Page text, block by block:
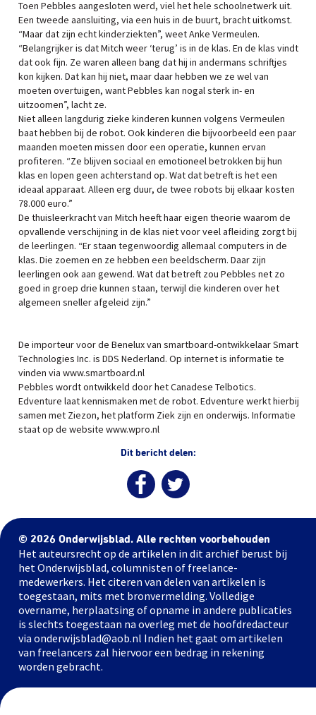
Toen Pebbles aangesloten werd, viel het hele schoolnetwerk uit.
Een tweede aansluiting, via een huis in de buurt, bracht uitkomst.
“Maar dat zijn echt kinderziekten”, weet Anke Vermeulen.
“Belangrijker is dat Mitch weer ‘terug’ is in de klas. En de klas vindt
dat ook fijn. Ze waren alleen bang dat hij in andermans schriftjes
kon kijken. Dat kan hij niet, maar daar hebben we ze wel van
moeten overtuigen, want Pebbles kan nogal sterk in- en
uitzoomen”, lacht ze.
Niet alleen langdurig zieke kinderen kunnen volgens Vermeulen
baat hebben bij de robot. Ook kinderen die bijvoorbeeld een paar
maanden moeten missen door een operatie, kunnen ervan
profiteren. “Ze blijven sociaal en emotioneel betrokken bij hun
klas en lopen geen achterstand op. Wat dat betreft is het een
ideaal apparaat. Alleen erg duur, de twee robots bij elkaar kosten
78.000 euro.”
De thuisleerkracht van Mitch heeft haar eigen theorie waarom de
opvallende verschijning in de klas niet voor veel afleiding zorgt bij
de leerlingen. “Er staan tegenwoordig allemaal computers in de
klas. Die zoemen en ze hebben een beeldscherm. Daar zijn
leerlingen ook aan gewend. Wat dat betreft zou Pebbles net zo
goed in groep drie kunnen staan, terwijl die kinderen over het
algemeen sneller afgeleid zijn.”
De importeur voor de Benelux van smartboard-ontwikkelaar Smart
Technologies Inc. is DDS Nederland. Op internet is informatie te
vinden via www.smartboard.nl
Pebbles wordt ontwikkeld door het Canadese Telbotics.
Edventure laat kennismaken met de robot. Edventure werkt hierbij
samen met Ziezon, het platform Ziek zijn en onderwijs. Informatie
staat op de website www.wpro.nl
Dit bericht delen:
© 2026 Onderwijsblad. Alle rechten voorbehouden
Het auteursrecht op de artikelen in dit archief berust bij
het Onderwijsblad, columnisten of freelance-
medewerkers. Het citeren van delen van artikelen is
toegestaan, mits met bronvermelding. Volledige
overname, herplaatsing of opname in andere publicaties
is slechts toegestaan na overleg met de hoofdredacteur
via onderwijsblad@aob.nl Indien het gaat om artikelen
van freelancers zal hiervoor een bedrag in rekening
worden gebracht.